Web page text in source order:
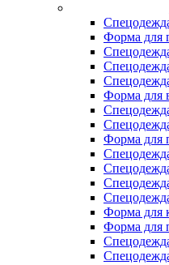
Форма для
Форма для
Форма для
Форма для
Форма для